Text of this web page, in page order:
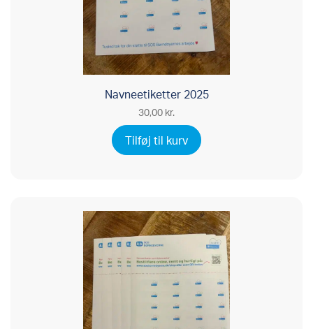
Navneetiketter 2025
30,00 kr.
Tilføj til kurv